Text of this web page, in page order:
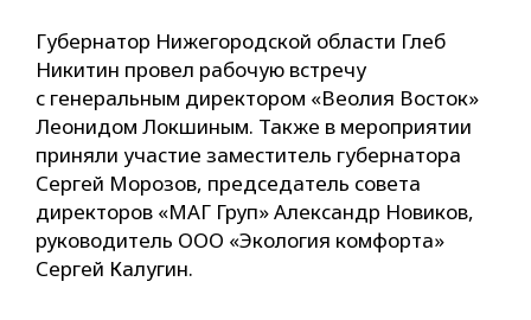
Губернатор Нижегородской области Глеб
Никитин провел рабочую встречу
с генеральным директором «Веолия Восток»
Леонидом Локшиным. Также в мероприятии
приняли участие заместитель губернатора
Сергей Морозов, председатель совета
директоров «МАГ Груп» Александр Новиков,
руководитель ООО «Экология комфорта»
Сергей Калугин.